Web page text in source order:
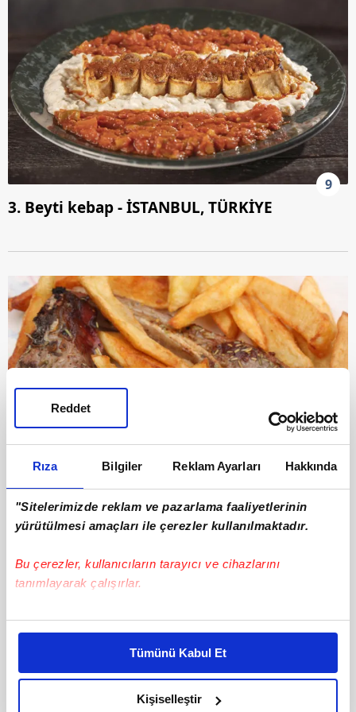
Rıza Bilgiler Reklam Ayarları Hakkında
"Sitelerimizde reklam ve pazarlama faaliyetlerinin
yürütülmesi amaçları ile çerezler kullanılmaktadır.
Bu çerezler, kullanıcıların tarayıcı ve cihazlarını
tanımlayarak çalışırlar.
Bu çerezlere izin vermeniz halinde sizlere özel
daha iyi reklam deneyimi yaşatabiliriz. Bunu yaparken
amacımızın size daha iyi bir reklam deneyimi sunmak
olduğunu ve sizlere en iyi içerikleri sunabilmek adına
Tümünü Kabul Et
Kişiselleştir
Reddet
9
3. Beyti kebap - İSTANBUL, TÜRKİYE
2. Païdakia - YUNANİSTAN